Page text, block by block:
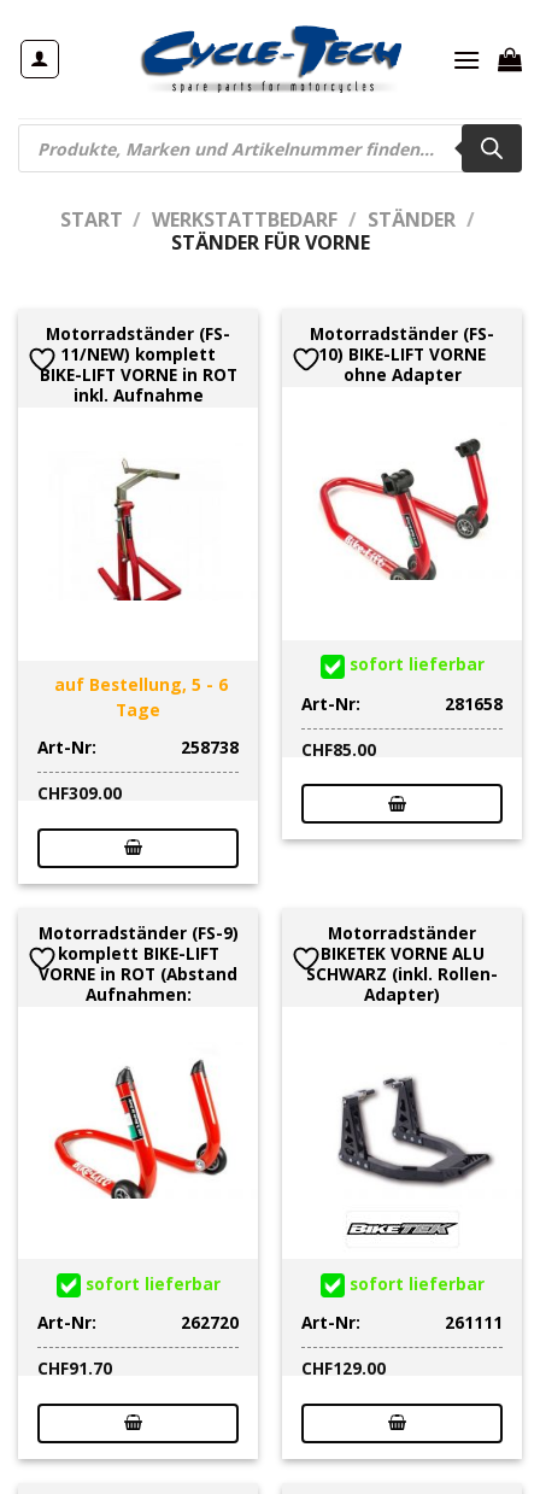
Inhalt
springen
Products
search
START / WERKSTATTBEDARF / STÄNDER /
STÄNDER FÜR VORNE
Motorradständer (FS-
11/NEW) komplett
BIKE-LIFT VORNE in ROT
inkl. Aufnahme
auf Bestellung, 5 - 6
Tage
Art-Nr:
258738
CHF309.00
Motorradständer (FS-
10) BIKE-LIFT VORNE
ohne Adapter
sofort lieferbar
Art-Nr:
281658
CHF85.00
Motorradständer (FS-9)
komplett BIKE-LIFT
VORNE in ROT (Abstand
Aufnahmen:
sofort lieferbar
Art-Nr:
262720
CHF91.70
Motorradständer
BIKETEK VORNE ALU
SCHWARZ (inkl. Rollen-
Adapter)
sofort lieferbar
Art-Nr:
261111
CHF129.00